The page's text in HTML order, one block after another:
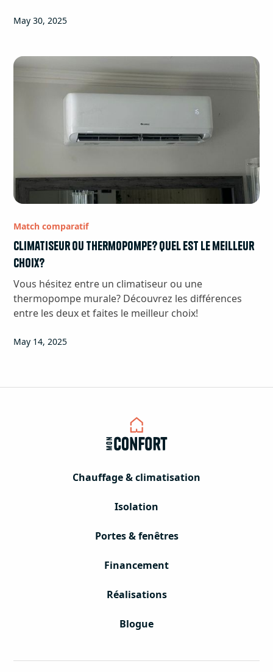
May 30, 2025
Match comparatif
Climatiseur ou thermopompe? Quel est le meilleur
choix?
Vous hésitez entre un climatiseur ou une
thermopompe murale? Découvrez les différences
entre les deux et faites le meilleur choix!
May 14, 2025
Chauffage & climatisation
Isolation
Portes & fenêtres
Financement
Réalisations
Blogue